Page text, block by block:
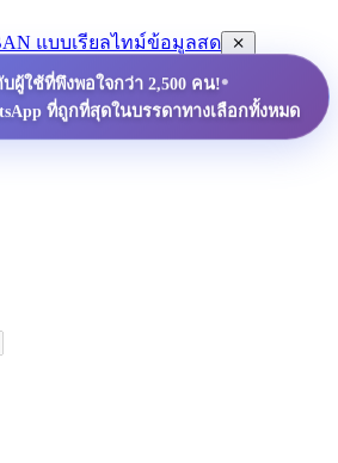
แบบเรียลไทม์ข้อมูลสด
ผู้ใช้ที่พึงพอใจกว่า 2,500 คน!•
ที่ถูกที่สุดในบรรดาทางเลือกทั้งหมด